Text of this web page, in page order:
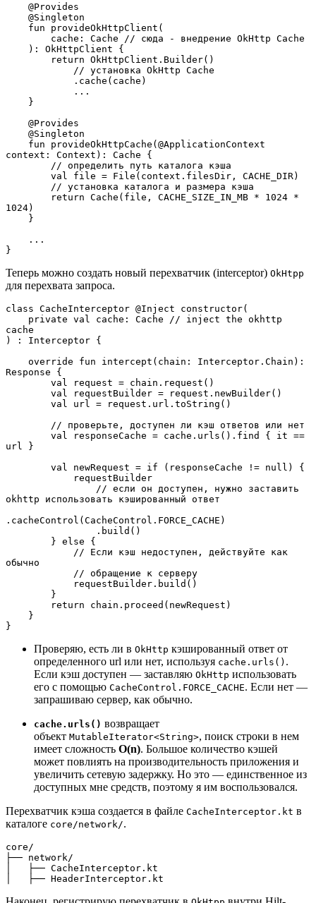
    @Provides
    @Singleton
    fun provideOkHttpClient(
        cache: Cache // сюда - внедрение OkHttp Cache
    ): OkHttpClient {
        return OkHttpClient.Builder()
            // установка OkHttp Cache
            .cache(cache)
            ...
    }
    @Provides
    @Singleton
context: Context): Cache {
        // определить путь каталога кэша
        val file = File(context.filesDir, CACHE_DIR)
        // установка каталога и размера кэша
1024)
    }
    ...
}
Теперь можно создать новый перехватчик (interceptor) OkHtpp
для перехвата запроса.
class CacheInterceptor @Inject constructor(
cache
) : Interceptor {
Response {
        val request = chain.request()
        val requestBuilder = request.newBuilder()
        val url = request.url.toString()
        // проверьте, доступен ли кэш ответов или нет
url }
        val newRequest = if (responseCache != null) {
            requestBuilder
okhttp использовать кэшированный ответ
.cacheControl(CacheControl.FORCE_CACHE)
                .build()
        } else {
обычно
            // обращение к серверу
            requestBuilder.build()
        }
        return chain.proceed(newRequest)
    }
}
Проверяю, есть ли в OkHttp кэшированный ответ от
определенного url или нет, используя cache.urls() .
Если кэш доступен — заставляю OkHttp использовать
его с помощью CacheControl.FORCE_CACHE. Если нет —
запрашиваю сервер, как обычно.
cache.urls() возвращает
объект MutableIterator<String>, поиск строки в нем
имеет сложность O(n). Большое количество кэшей
может повлиять на производительность приложения и
увеличить сетевую задержку. Но это — единственное из
доступных мне средств, поэтому я им воспользовался.
Перехватчик кэша создается в файле CacheInterceptor.kt в
каталоге core/network/.
core/
├── network/
│   ├── CacheInterceptor.kt
│   ├── HeaderInterceptor.kt